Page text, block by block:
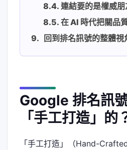
連結要的是權威
在 AI 時代把關品
回到排名訊號的整體視
Google 排名訊
「手工打造」的
「手工打造」（Hand-